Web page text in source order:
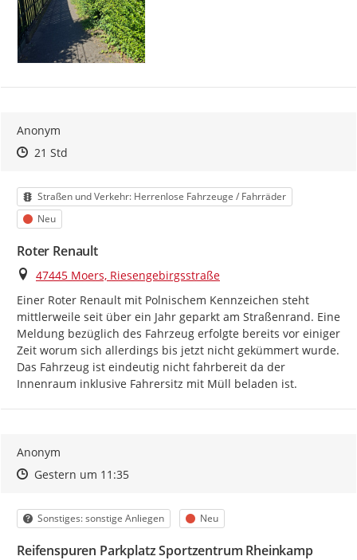
Anonym
Zeitpunkt des Erstellens
Zeitpunkt des Erstellens
21 StdZur Äußerung
Kategorie
Straßen und Verkehr: Herrenlose Fahrzeuge / Fahrräder
Status
Neu
Roter Renault
Ort
47445 Moers, Riesengebirgsstraße
Einer Roter Renault mit Polnischem Kennzeichen steht
mittlerweile seit über ein Jahr geparkt am Straßenrand. Eine
Meldung bezüglich des Fahrzeug erfolgte bereits vor einiger
Zeit worum sich allerdings bis jetzt nicht gekümmert wurde.
Das Fahrzeug ist eindeutig nicht fahrbereit da der
Innenraum inklusive Fahrersitz mit Müll beladen ist.
Anonym
Zeitpunkt des Erstellens
Zeitpunkt des Erstellens
Gestern um 11:35Zur Äußerung
Kategorie
Sonstiges: sonstige Anliegen Status
Neu
Reifenspuren Parkplatz Sportzentrum Rheinkamp